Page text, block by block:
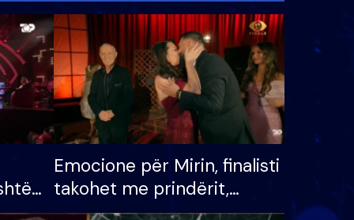
Emocione për Mirin, finalisti
takohet me prindërit,
vajzën dhe bashkëshorten: